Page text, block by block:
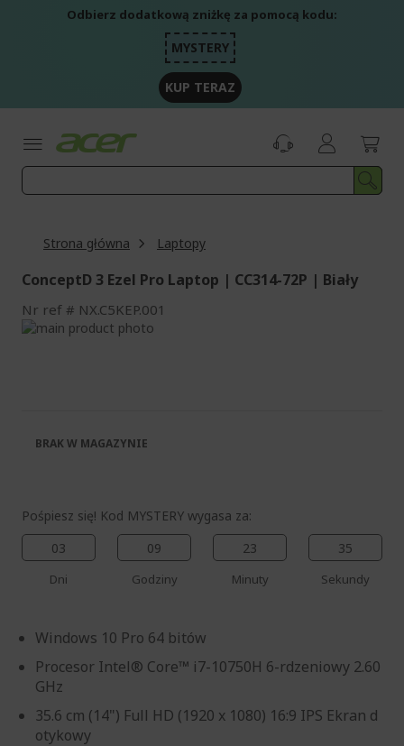
Odbierz dodatkową zniżkę za pomocą kodu:
MYSTERY
KUP TERAZ
Strona główna Laptopy
ConceptD 3 Ezel Pro Laptop | CC314-72P | Biały
Nr ref NX.C5KEP.001
Przejdź
Pośpiesz się! Kod MYSTERY wygasa za:
03
Dni
09
Godziny
23
Minuty
34
Sekundy
Windows 10 Pro 64 bitów
Procesor Intel® Core™ i7-10750H 6-rdzeniowy 2.60
GHz
35.6 cm (14") Full HD (1920 x 1080) 16:9 IPS Ekran d
otykowy
BRAK W MAGAZYNIE